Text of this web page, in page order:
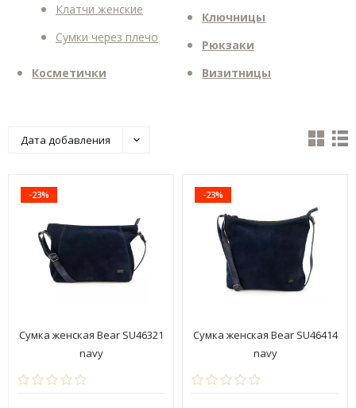
Клатчи женские
Сумки через плечо
Косметички
Ключницы
Рюкзаки
Визитницы
Дата добавления
-23%
Сумка женская Bear SU46321
navy
-23%
Сумка женская Bear SU46414
navy